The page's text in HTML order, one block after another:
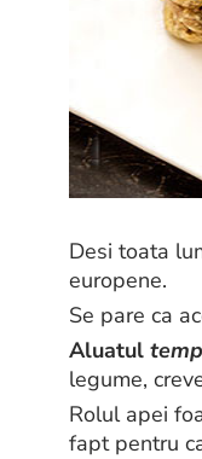
Desi toata
europene.
Se pare ca
Aluatul
legume,
Rolul apei
fapt pentru